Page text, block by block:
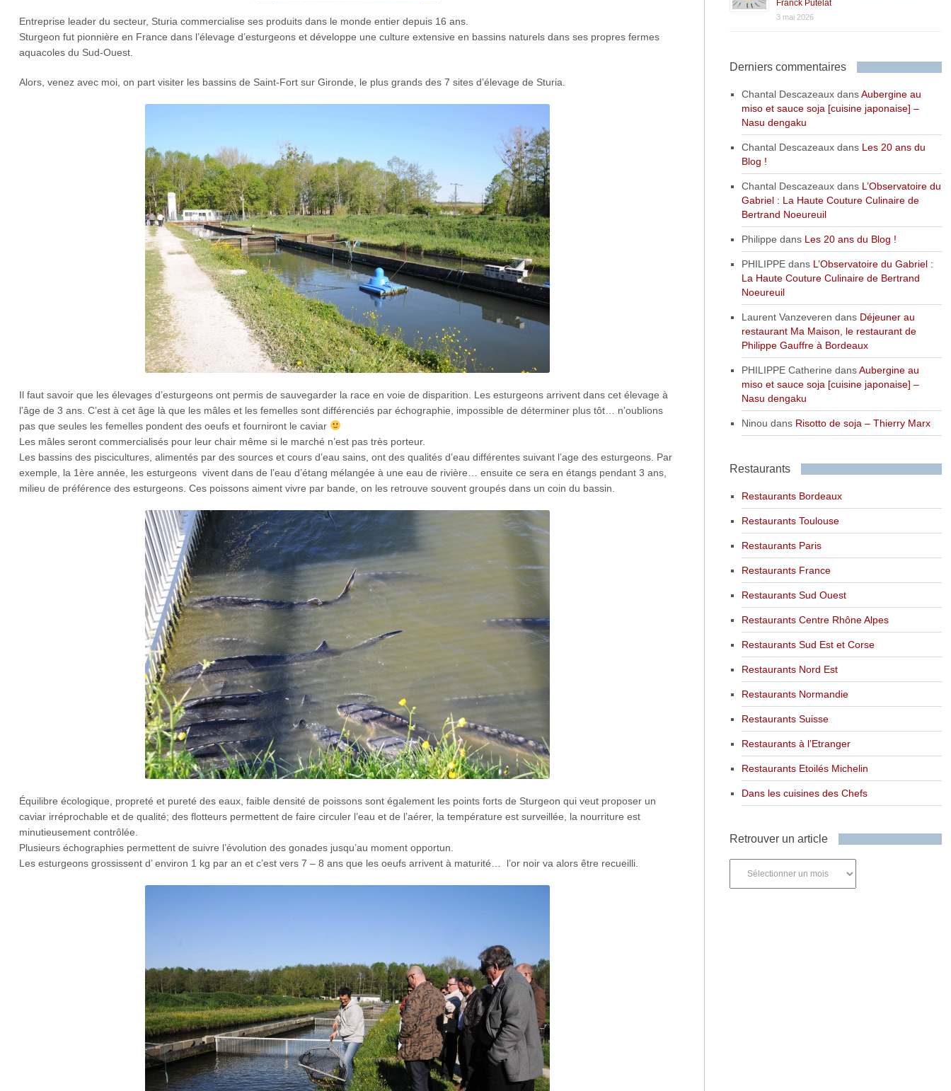
Entreprise leader du secteur, Sturia commercialise ses produits dans le monde entier depuis 16 ans.
Sturgeon fut pionnière en France dans l’élevage d’esturgeons et développe une culture extensive en bassins naturels dans ses propres fermes
aquacoles du Sud-Ouest.
Alors, venez avec moi, on part visiter les bassins de Saint-Fort sur Gironde, le plus grands des 7 sites d’élevage de Sturia.
Il faut savoir que les élevages d’esturgeons ont permis de sauvegarder la race en voie de disparition. Les esturgeons arrivent dans cet élevage à
l’âge de 3 ans. C’est à cet âge là que les mâles et les femelles sont différenciés par échographie, impossible de déterminer plus tôt… n’oublions
pas que seules les femelles pondent des oeufs et fourniront le caviar
Les mâles seront commercialisés pour leur chair même si le marché n’est pas très porteur.
Les bassins des piscicultures, alimentés par des sources et cours d’eau sains, ont des qualités d’eau différentes suivant l’age des esturgeons. Par
exemple, la 1ère année, les esturgeons vivent dans de l’eau d’étang mélangée à une eau de rivière… ensuite ce sera en étangs pendant 3 ans,
milieu de préférence des esturgeons. Ces poissons aiment vivre par bande, on les retrouve souvent groupés dans un coin du bassin.
Équilibre écologique, propreté et pureté des eaux, faible densité de poissons sont également les points forts de Sturgeon qui veut proposer un
caviar irréprochable et de qualité; des flotteurs permettent de faire circuler l’eau et de l’aérer, la température est surveillée, la nourriture est
minutieusement contrôlée.
Plusieurs échographies permettent de suivre l’évolution des gonades jusqu’au moment opportun.
Les esturgeons grossissent d’ environ 1 kg par an et c’est vers 7 – 8 ans que les oeufs arrivent à maturité… l’or noir va alors être recueilli.
Franck Putelat
3 mai 2026
Derniers commentaires
Chantal DescazeauxdansAubergine au
miso et sauce soja [cuisine japonaise] –
Nasu dengaku
Chantal Descazeauxdans Les 20 ans du
Blog !
Chantal Descazeauxdans L’Observatoire du
Gabriel : La Haute Couture Culinaire de
Bertrand Noeureuil
Philippe dans Les 20 ans du Blog !
PHILIPPEdans L’Observatoire du Gabriel :
La Haute Couture Culinaire de Bertrand
Noeureuil
Laurent Vanzeveren dans Déjeuner au
restaurant Ma Maison, le restaurant de
Philippe Gauffre à Bordeaux
PHILIPPE Catherine dansAubergine au
miso et sauce soja [cuisine japonaise] –
Nasu dengaku
Ninou dans Risotto de soja – Thierry Marx
Restaurants
Restaurants Bordeaux
Restaurants Toulouse
Restaurants Paris
Restaurants France
Restaurants Sud Ouest
Restaurants Centre Rhône Alpes
Restaurants Sud Est et Corse
Restaurants Nord Est
Restaurants Normandie
Restaurants Suisse
Restaurants à l’Etranger
Restaurants Etoilés Michelin
Dans les cuisines des Chefs
Retrouver un article